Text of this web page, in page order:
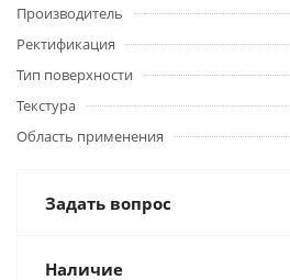
Производитель
Ректификация
Тип поверхности
Текстура
Область применения
Задать вопрос
Наличие